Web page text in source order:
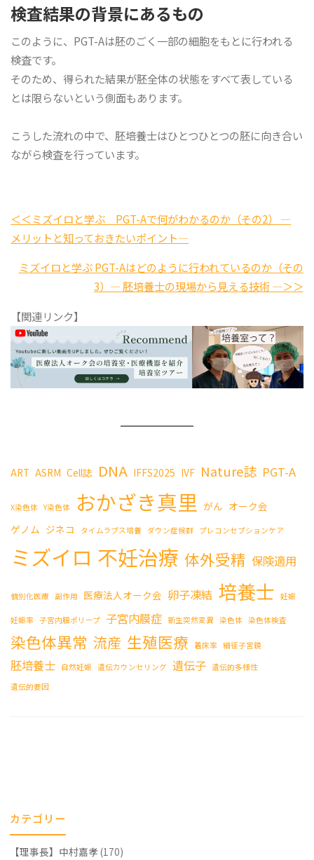
検査結果の背景にあるもの
このように、PGT-Aは胚のごく一部の細胞をもとに行われる
検査です。
そのため、得られた結果が胚全体の状態をすべて表している
とは限らないという側面もあります。
こうした流れの中で、胚培養士はひとつひとつの胚に向き合い
ながら検査を行っています。
＜＜ミズイロと学ぶ PGT-Aで何がわかるのか（その2） ―
メリットと知っておきたいポイント―
ミズイロと学ぶ PGT-Aはどのように行われているのか（その
3）― 胚培養士の現場から見える技術 ―＞＞
【関連リンク】
ART ASRM Cell誌 DNA IFFS2025 IVF Nature誌 PGT-A
X染色体 Y染色体 おかざき真里 がん オーク会
ゲノム ジネコ タイムラプス培養 ダウン症候群 プレコンセプションケア
ミズイロ 不妊治療 体外受精 保険適用
個別化医療 副作用 医療法人オーク会 卵子凍結 培養士 妊娠
妊娠率 子宮内膜ポリープ 子宮内膜症 新生突然変異 染色体 染色体検査
染色体異常 流産 生殖医療 着床率 細径子宮鏡
胚培養士 自然妊娠 遺伝カウンセリング 遺伝子 遺伝的多様性
遺伝的要因
カテゴリー
【理事長】中村嘉孝(170)